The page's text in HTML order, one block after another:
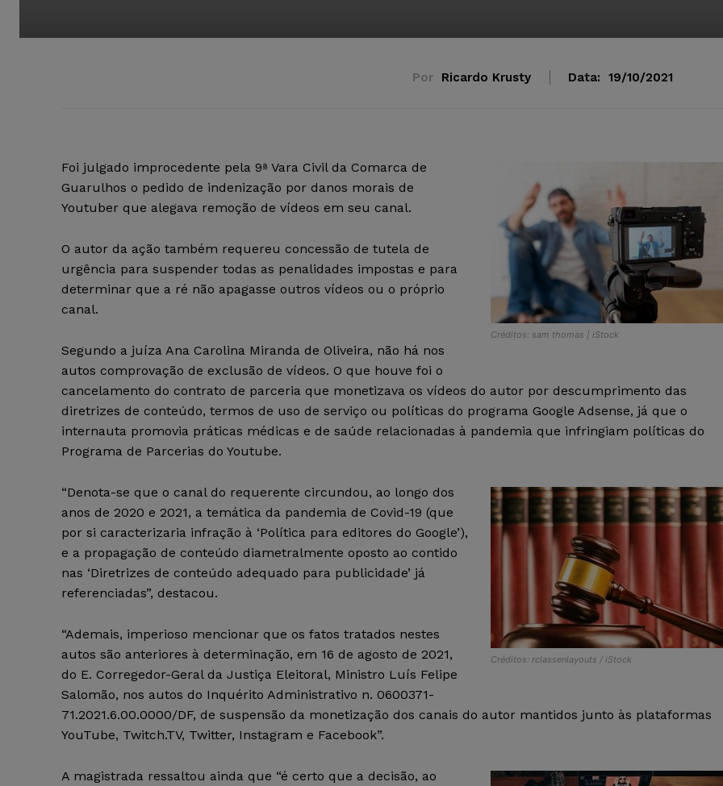
Por Ricardo Krusty Data: 19/10/2021
Créditos: sam thomas | iStock
Foi julgado improcedente pela 9ª Vara Civil da Comarca de
Guarulhos o pedido de indenização por danos morais de
Youtuber que alegava remoção de vídeos em seu canal.
O autor da ação também requereu concessão de tutela de
urgência para suspender todas as penalidades impostas e para
determinar que a ré não apagasse outros vídeos ou o próprio
canal.
Segundo a juíza Ana Carolina Miranda de Oliveira, não há nos
autos comprovação de exclusão de vídeos. O que houve foi o
cancelamento do contrato de parceria que monetizava os vídeos do autor por descumprimento das
diretrizes de conteúdo, termos de uso de serviço ou políticas do programa Google Adsense, já que o
internauta promovia práticas médicas e de saúde relacionadas à pandemia que infringiam políticas do
Programa de Parcerias do Youtube.
Créditos: rclassenlayouts / iStock
“Denota-se que o canal do requerente circundou, ao longo dos
anos de 2020 e 2021, a temática da pandemia de Covid-19 (que
por si caracterizaria infração à ‘Política para editores do Google’),
e a propagação de conteúdo diametralmente oposto ao contido
nas ‘Diretrizes de conteúdo adequado para publicidade’ já
referenciadas”, destacou.
“Ademais, imperioso mencionar que os fatos tratados nestes
autos são anteriores à determinação, em 16 de agosto de 2021,
do E. Corregedor-Geral da Justiça Eleitoral, Ministro Luís Felipe
Salomão, nos autos do Inquérito Administrativo n. 0600371-
71.2021.6.00.0000/DF, de suspensão da monetização dos canais do autor mantidos junto às plataformas
YouTube, Twitch.TV, Twitter, Instagram e Facebook”.
A magistrada ressaltou ainda que “é certo que a decisão, ao